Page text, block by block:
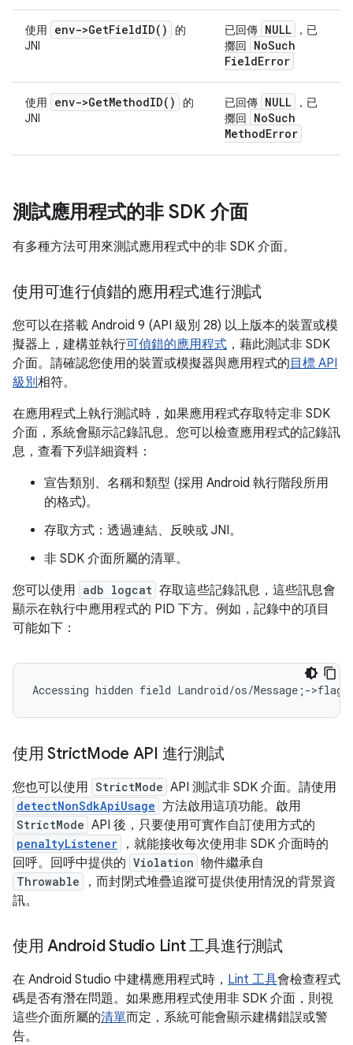
使用 env->GetFieldID( )
的
JNI
已回傳 NULL
，已
擲回
NoSuch
FieldError
使用 env->GetMethodID( )
的
JNI
已回傳 NULL
，已
擲回
NoSuch
MethodError
測試應用程式的非 SDK 介面
有多種方法可用來測試應用程式中的非 SDK 介面。
使用可進行偵錯的應用程式進行測試
您可以在搭載 Android 9 (API 級別 28) 以上版本的裝置或模
擬器上，建構並執行可偵錯的應用程式 ，藉此測試非 SDK
介面。請確認您使用的裝置或模擬器與應用程式的 目標 API
級別相符。
在應用程式上執行測試時，如果應用程式存取特定非 SDK
介面，系統會顯示記錄訊息。您可以檢查應用程式的記錄訊
息，查看下列詳細資料：
宣告類別、名稱和類型 (採用 Android 執行階段所用
的格式)。
存取方式：透過連結、反映或 JNI。
非 SDK 介面所屬的清單。
您可以使用 adb logcat 存取這些記錄訊息，這些訊息會
顯示在執行中應用程式的 PID 下方。例如，記錄中的項目
可能如下：
使用 StrictMode API 進行測試
您也可以使用 StrictMode API 測試非 SDK 介面。請使用
detectNonSdkApiUsage 方法啟用這項功能。啟用
StrictMode API 後，只要使用可實作自訂使用方式的
penaltyListener
，就能接收每次使用非 SDK 介面時的
回呼。回呼中提供的 Violation 物件繼承自
Throwable
，而封閉式堆疊追蹤可提供使用情況的背景資
訊。
使用 Android Studio Lint 工具進行測試
在 Android Studio 中建構應用程式時， Lint 工具會檢查程式
碼是否有潛在問題。如果應用程式使用非 SDK 介面，則視
這些介面所屬的清單而定，系統可能會顯示建構錯誤或警
告。